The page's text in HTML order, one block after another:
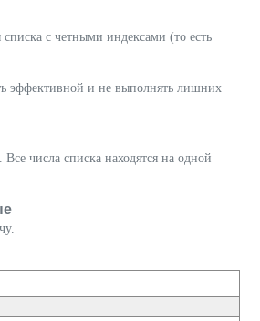
с четными индексами (то есть
эффективной и не выполнять лишних
числа списка находятся на одной